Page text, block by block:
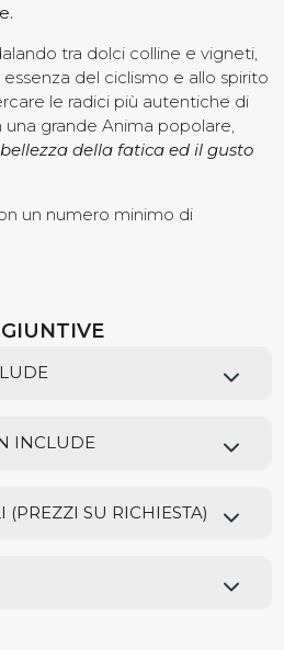
tra dolci colline e vigneti,
del ciclismo e allo spirito
le radici più autentiche di
grande Anima popolare,
della fatica ed il gusto
un numero minimo di
INCLUDE
SU RICHIESTA)